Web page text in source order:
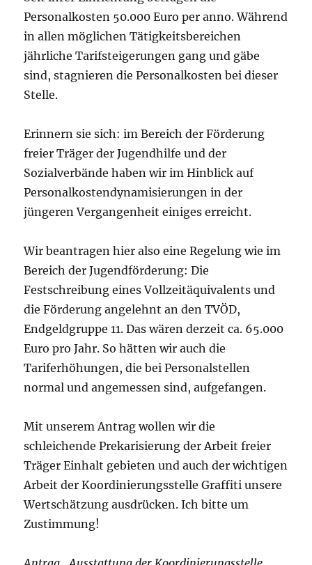
Personalkosten 50.000 Euro per anno. Während
in allen möglichen Tätigkeitsbereichen
jährliche Tarifsteigerungen gang und gäbe
sind, stagnieren die Personalkosten bei dieser
Stelle.
Erinnern sie sich: im Bereich der Förderung
freier Träger der Jugendhilfe und der
Sozialverbände haben wir im Hinblick auf
Personalkostendynamisierungen in der
jüngeren Vergangenheit einiges erreicht.
Wir beantragen hier also eine Regelung wie im
Bereich der Jugendförderung: Die
Festschreibung eines Vollzeitäquivalents und
die Förderung angelehnt an den TVÖD,
Endgeldgruppe 11. Das wären derzeit ca. 65.000
Euro pro Jahr. So hätten wir auch die
Tariferhöhungen, die bei Personalstellen
normal und angemessen sind, aufgefangen.
Mit unserem Antrag wollen wir die
schleichende Prekarisierung der Arbeit freier
Träger Einhalt gebieten und auch der wichtigen
Arbeit der Koordinierungsstelle Graffiti unsere
Wertschätzung ausdrücken. Ich bitte um
Zustimmung!